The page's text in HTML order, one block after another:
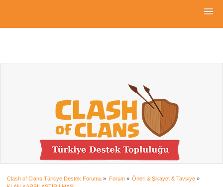
Clash of Clans Türkiye Destek Forumu » Forum» Öneri & Şikayet & Tavsiye»